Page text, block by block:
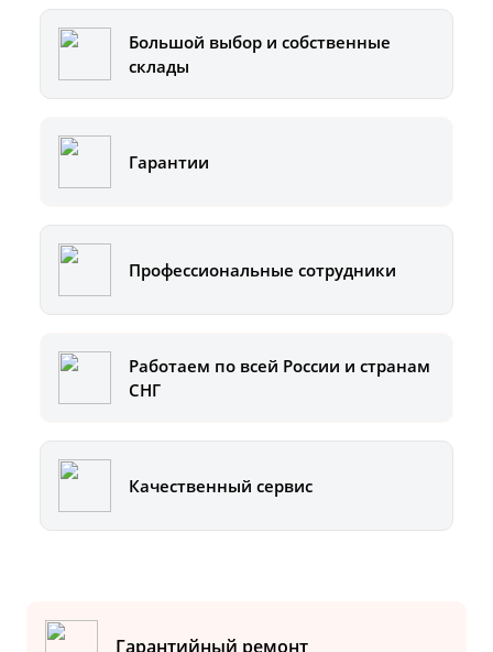
Большой выбор и собственные
склады
Гарантии
Профессиональные сотрудники
Работаем по всей России и странам
СНГ
Качественный сервис
Гарантийный ремонт